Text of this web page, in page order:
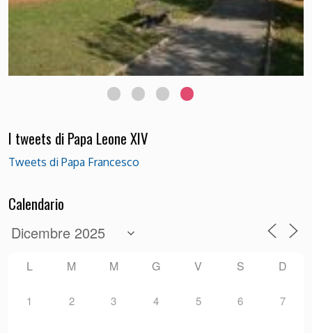
I tweets di Papa Leone XIV
Tweets di Papa Francesco
Calendario
L M M G V S D
1 2 3 4 5 6 7